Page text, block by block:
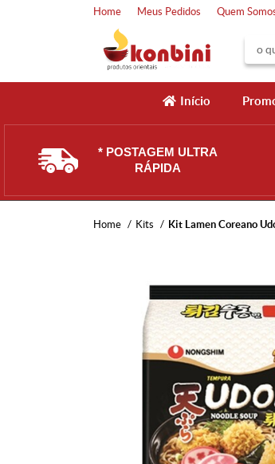
Home Meus Pedidos Quem
Início
* POSTAGEM ULTRA
RÁPIDA
Home Kits Kit Lamen Coreano